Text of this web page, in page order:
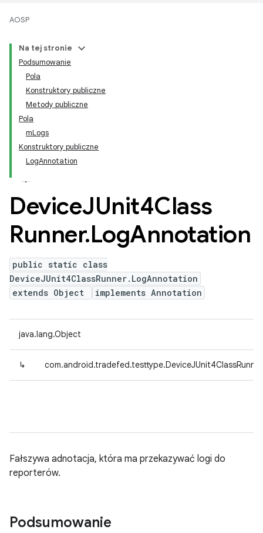
AOSP
Na tej stronie
Podsumowanie
Pola
Konstruktory publiczne
Metody publiczne
Pola
mLogs
Konstruktory publiczne
LogAnnotation
DeviceJUnit4Class
Runner.LogAnnotation
public static class
DeviceJUnit4ClassRunner.LogAnnotation
extends Object
implements Annotation
java.lang.Object
↳
Fałszywa adnotacja, która ma przekazywać logi do
reporterów.
Podsumowanie